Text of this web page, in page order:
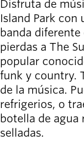
Board of
Directors
About the
district
Find a job
Exercise
classes
Disfruta de
Island Park con
banda diferente
pierdas a The
popular
funk y country.
de la música.
refrigerios, o
botella de agua
selladas.